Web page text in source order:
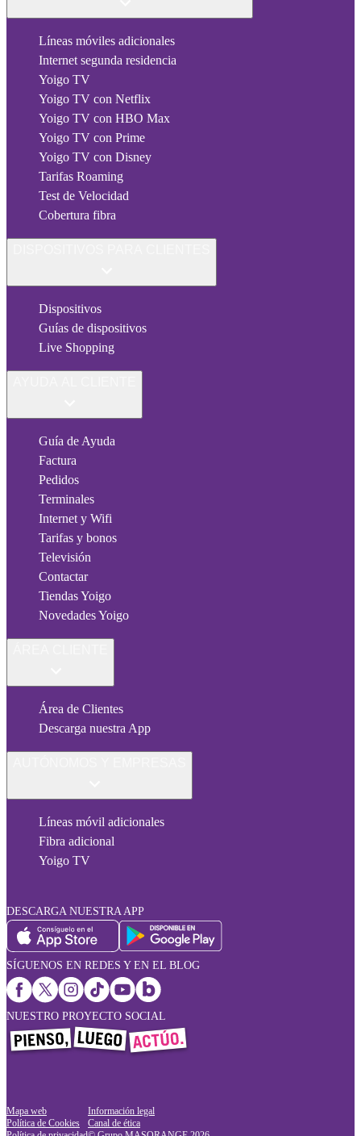
Líneas móviles adicionales
Internet segunda residencia
Yoigo TV
Yoigo TV con Netflix
Yoigo TV con HBO Max
Yoigo TV con Prime
Yoigo TV con Disney
Tarifas Roaming
Test de Velocidad
Cobertura fibra
Dispositivos
Guías de dispositivos
Live Shopping
Guía de Ayuda
Factura
Pedidos
Terminales
Internet y Wifi
Tarifas y bonos
Televisión
Contactar
Tiendas Yoigo
Novedades Yoigo
Área de Clientes
Descarga nuestra App
Líneas móvil adicionales
Fibra adicional
Yoigo TV
DESCARGA NUESTRA APP
SÍGUENOS EN REDES Y EN EL BLOG
NUESTRO PROYECTO SOCIAL
Mapa web
Política de Cookies
Información legal
Canal de ética